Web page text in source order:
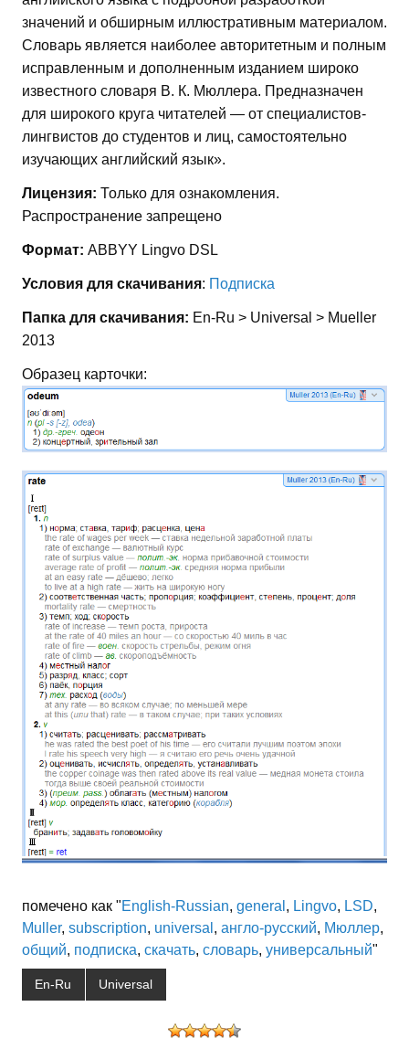
значений и обширным иллюстративным материалом.
Словарь является наиболее авторитетным и полным
исправленным и дополненным изданием широко
известного словаря В. К. Мюллера. Предназначен
для широкого круга читателей — от специалистов-
лингвистов до студентов и лиц, самостоятельно
изучающих английский язык».
Лицензия: Только для ознакомления.
Распространение запрещено
Формат: ABBYY Lingvo DSL
Условия для скачивания: Подписка
Папка для скачивания: En-Ru > Universal > Mueller
2013
Образец карточки:
помечено как "English-Russian, general , Lingvo, LSD,
Muller, subscription, universal , англо-русский, Мюллер,
общий, подписка, скачать, словарь, универсальный"
En-Ru Universal